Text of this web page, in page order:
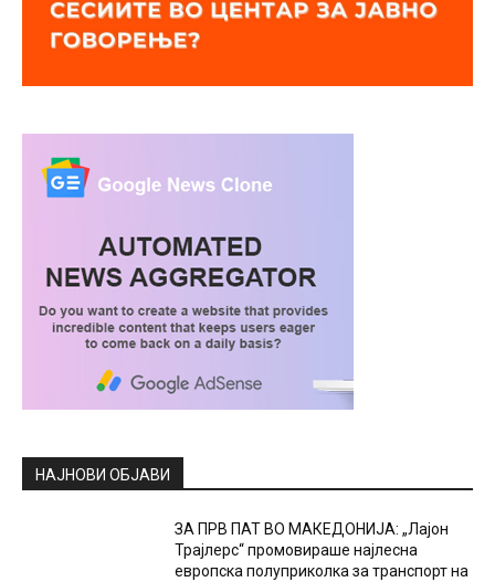
НАЈНОВИ ОБЈАВИ
ЗА ПРВ ПАТ ВО МАКЕДОНИЈА: „Лајон
Трајлерс“ промовираше најлесна
европска полуприколка за транспорт на